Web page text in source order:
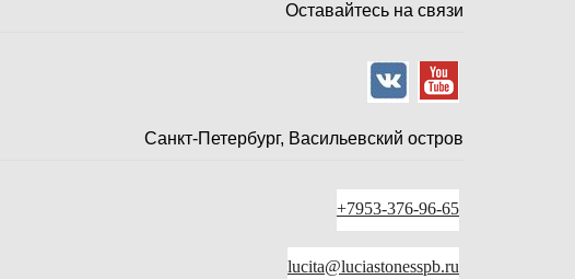
Оставайтесь на связи
Санкт-Петербург, Васильевский остров
+7953-376-96-65
lucita@luciastonesspb.ru